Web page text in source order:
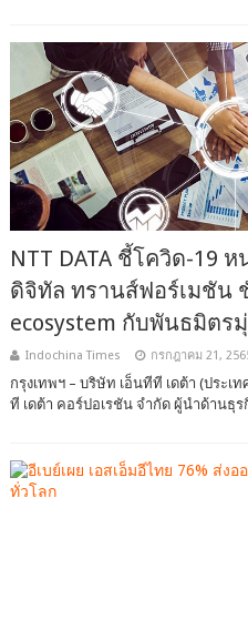
NTT DATA ชี้โควิด-19
ดิจิทัล ทรานส์ฟอร์เมชัน
ecosystem กับพันธมิตร
Indochina Times กรกฎาคม 21,
กรุงเทพฯ – บริษัท เอ็นทีที เดต้า (ประเ
ที เดต้า คอร์ปอเรชัน จำกัด ผู้นำด้านธุ